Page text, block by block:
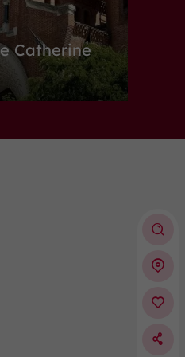
Catherine